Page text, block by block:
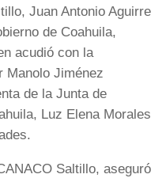
Juan Antonio Aguirre
de Coahuila,
acudió con la
Manolo Jiménez
de la Junta de
Luz Elena Morales
Saltillo, aseguró